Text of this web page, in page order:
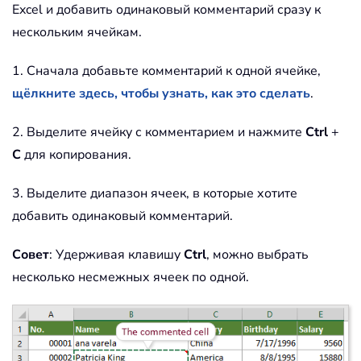
Excel и добавить одинаковый комментарий сразу к
нескольким ячейкам.
1. Сначала добавьте комментарий к одной ячейке,
щёлкните здесь, чтобы узнать, как это сделать.
2. Выделите ячейку с комментарием и нажмите Ctrl+
Cдля копирования.
3. Выделите диапазон ячеек, в которые хотите
добавить одинаковый комментарий.
Совет: Удерживая клавишуCtrl, можно выбрать
несколько несмежных ячеек по одной.